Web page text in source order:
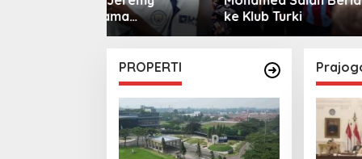
ke Klub Turki
PROPERTI